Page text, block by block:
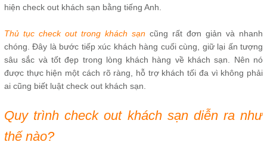
hiện check out khách sạn bằng tiếng Anh.
Thủ tục check out trong khách sạn cũng rất đơn giản và nhanh
chóng. Đây là bước tiếp xúc khách hàng cuối cùng, giữ lại ấn tượng
sâu sắc và tốt đẹp trong lòng khách hàng về khách sạn. Nên nó
được thực hiện một cách rõ ràng, hỗ trợ khách tối đa vì không phải
ai cũng biết luật check out khách sạn.
Quy trình check out khách sạn diễn ra như
thế nào?